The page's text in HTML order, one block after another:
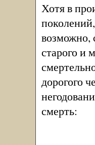
Хотя в
возможно,
старого и
дорогого
смерть: